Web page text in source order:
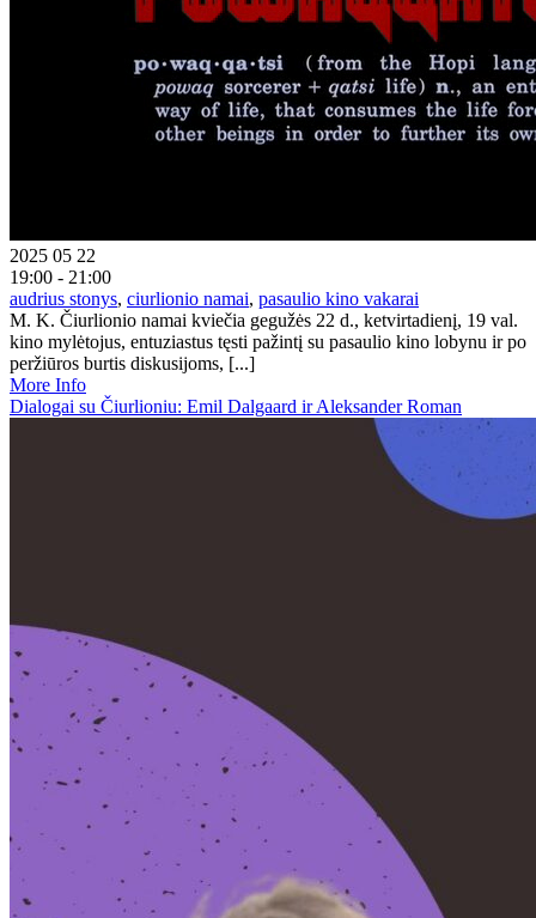
2025 05 22
19:00 - 21:00
audrius stonys, ciurlionio namai, pasaulio kino vakarai
M. K. Čiurlionio namai kviečia gegužės 22 d., ketvirtadienį, 19 val.
kino mylėtojus, entuziastus tęsti pažintį su pasaulio kino lobynu ir po
peržiūros burtis diskusijoms, [...]
More Info
Dialogai su Čiurlioniu: Emil Dalgaard ir Aleksander Roman